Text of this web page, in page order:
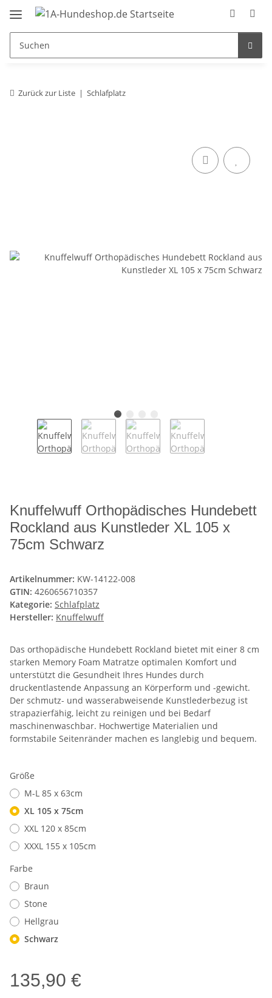
Zurück zur Liste Schlafplatz
Knuffelwuff Orthopädisches Hundebett
Rockland aus Kunstleder XL 105 x
75cm Schwarz
Artikelnummer: KW-14122-008
GTIN: 4260656710357
Kategorie: Schlafplatz
Hersteller: Knuffelwuff
Das orthopädische Hundebett Rockland bietet mit einer 8 cm
starken Memory Foam Matratze optimalen Komfort und
unterstützt die Gesundheit Ihres Hundes durch
druckentlastende Anpassung an Körperform und -gewicht.
Der schmutz- und wasserabweisende Kunstlederbezug ist
strapazierfähig, leicht zu reinigen und bei Bedarf
maschinenwaschbar. Hochwertige Materialien und
formstabile Seitenränder machen es langlebig und bequem.
Größe
M-L 85 x 63cm
XL 105 x 75cm
XXL 120 x 85cm
XXXL 155 x 105cm
Farbe
Braun
Stone
Hellgrau
Schwarz
135,90 €